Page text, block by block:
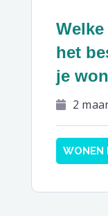
het
je
2
WONEN